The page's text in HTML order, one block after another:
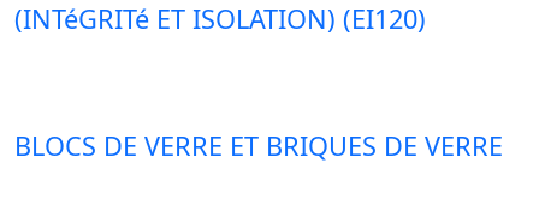
(INTéGRITé ET ISOLATION) (EI120)
BLOCS DE VERRE ET BRIQUES DE VERRE